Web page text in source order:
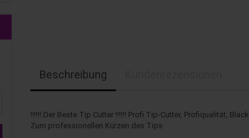
Beschreibung
!!!!!! Der Beste Tip Cutter !!!!!! Profi Tip-Cutter, Profiqualität, Black
Zum professionellen Kürzen des Tips